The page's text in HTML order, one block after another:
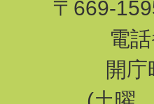
〒669-
電
開